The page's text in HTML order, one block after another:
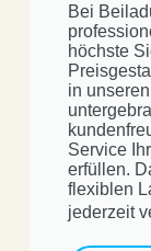
Bei
höchste
in
Service
erfüllen.
flexiblen
jederzeit